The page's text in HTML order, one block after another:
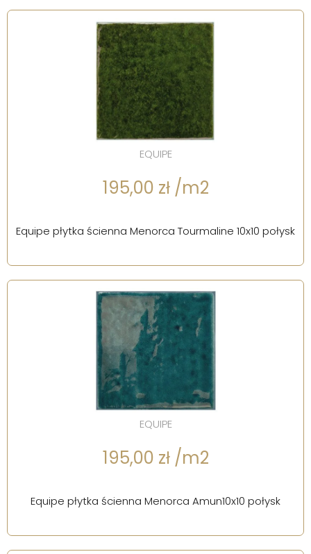
EQUIPE
195,00 zł /m2
Equipe płytka ścienna Menorca Tourmaline 10x10 połysk
EQUIPE
195,00 zł /m2
Equipe płytka ścienna Menorca Amun10x10 połysk